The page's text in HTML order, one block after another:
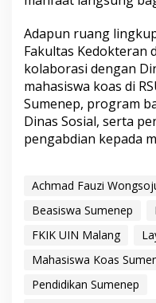
Adapun ruang
Fakultas Kedokteran
kolaborasi dengan
mahasiswa koas di
Sumenep, program
Dinas Sosial, serta
pengabdian kepada
Achmad Fauzi
Beasiswa Sumenep
FKIK UIN Malang
Mahasiswa Koas
Pendidikan Sumenep